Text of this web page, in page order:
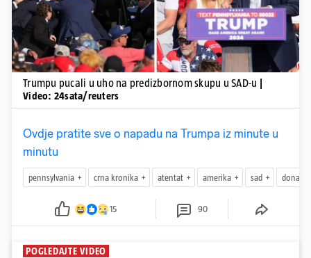
Trumpu pucali u uho na predizbornom skupu u SAD-u
Video: 24sata/reuters
Ovdje pratite sve o napadu na Trumpa iz minute u
minutu
pennsylvania crna kronika atentat amerika sad donald
15 90
POGLEDAJTE VIDEO